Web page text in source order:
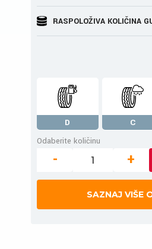
RASPOLOŽIVA KOLIČINA
D C
Odaberite količinu
- +
SAZNAJ VIŠE